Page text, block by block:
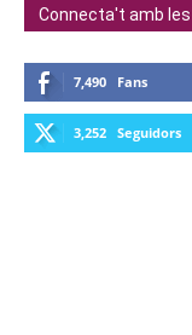
Connecta't amb
7,490 Fans
3,252 Seguidors